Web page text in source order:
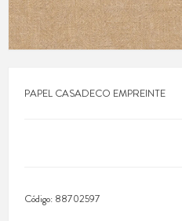
PAPEL CASADECO EMPREINTE
Código: 88702597